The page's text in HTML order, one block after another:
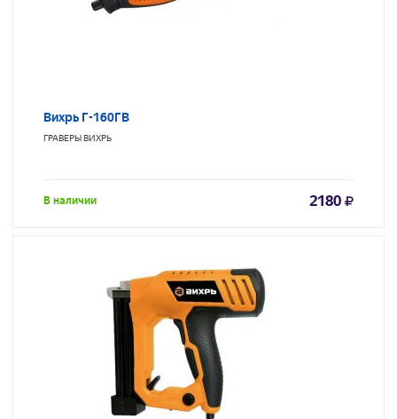
Вихрь Г-160ГВ
ГРАВЕРЫВИХРЬ
В наличии 2180